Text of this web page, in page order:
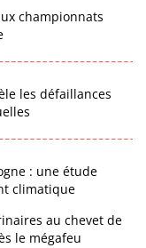
championnats
les défaillances
: une étude
climatique
au chevet de
le mégafeu